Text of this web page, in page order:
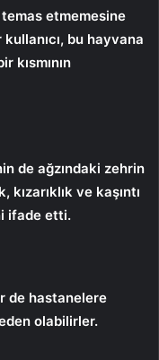
temas etmemesine
bu hayvana
kısmının
de ağzındaki zehrin
ve kaşıntı
ifade etti.
de hastanelere
olabilirler.